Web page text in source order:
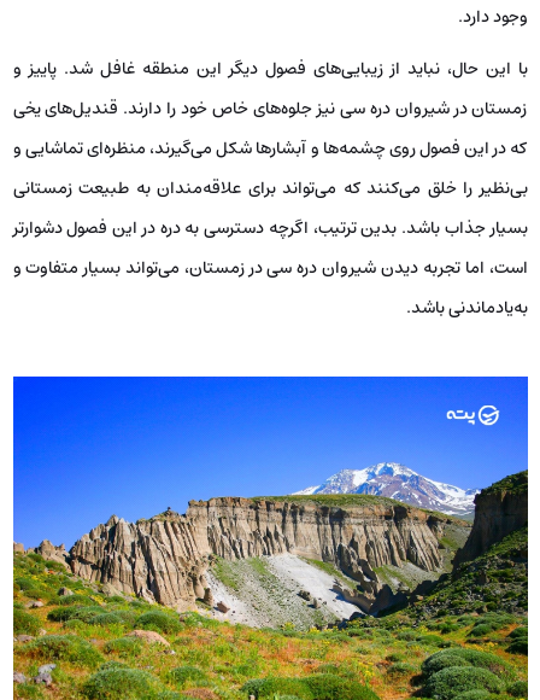
وجود دارد.
با این حال، نباید از زیبایی‌های فصول دیگر این منطقه غافل شد. پاییز و
زمستان در شیروان دره‌ سی نیز جلوه‌های خاص خود را دارند. قندیل‌های یخی
که در این فصول روی چشمه‌ها و آبشارها شکل می‌گیرند، منظره‌ای تماشایی و
بی‌نظیر را خلق می‌کنند که می‌تواند برای علاقه‌مندان به طبیعت زمستانی
بسیار جذاب باشد. بدین ترتیب، اگرچه دسترسی به دره در این فصول دشوارتر
است، اما تجربه دیدن شیروان دره‌ سی در زمستان، می‌تواند بسیار متفاوت و
به‌یادماندنی باشد.